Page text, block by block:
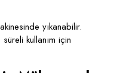
yıkanabilir.
süreli kullanım için